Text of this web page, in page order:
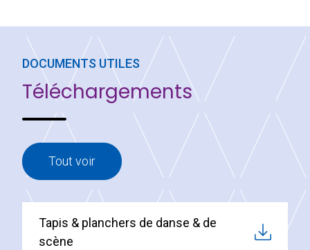
DOCUMENTS UTILES
Téléchargements
Tout voir
Tapis & planchers de danse & de
scène